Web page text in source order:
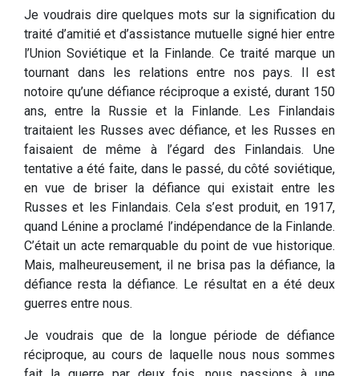
Je voudrais dire quelques mots sur la signification du
traité d’amitié et d’assistance mutuelle signé hier entre
l’Union Soviétique et la Finlande. Ce traité marque un
tournant dans les relations entre nos pays. Il est
notoire qu’une défiance réciproque a existé, durant 150
ans, entre la Russie et la Finlande. Les Finlandais
traitaient les Russes avec défiance, et les Russes en
faisaient de même à l’égard des Finlandais. Une
tentative a été faite, dans le passé, du côté soviétique,
en vue de briser la défiance qui existait entre les
Russes et les Finlandais. Cela s’est produit, en 1917,
quand Lénine a proclamé l’indépendance de la Finlande.
C’était un acte remarquable du point de vue historique.
Mais, malheureusement, il ne brisa pas la défiance, la
défiance resta la défiance. Le résultat en a été deux
guerres entre nous.
Je voudrais que de la longue période de défiance
réciproque, au cours de laquelle nous nous sommes